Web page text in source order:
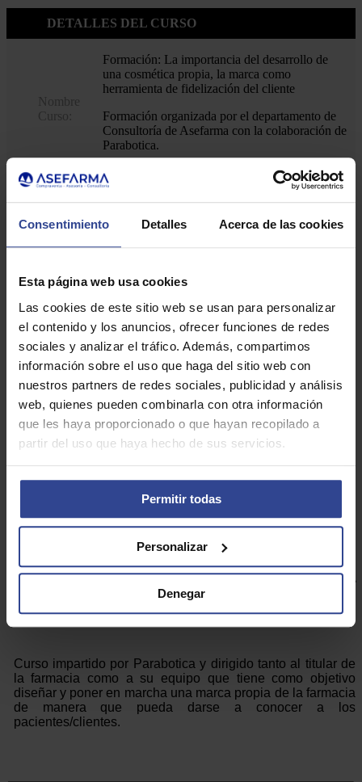
Consentimiento Detalles Acerca de las cookies
Esta página web usa cookies
Las cookies de este sitio web se usan para personalizar
el contenido y los anuncios, ofrecer funciones de redes
sociales y analizar el tráfico. Además, compartimos
información sobre el uso que haga del sitio web con
nuestros partners de redes sociales, publicidad y análisis
web, quienes pueden combinarla con otra información
que les haya proporcionado o que hayan recopilado a
partir del uso que haya hecho de sus servicios.
Permitir todas
Personalizar
Denegar
DETALLES DEL CURSO
Nombre
Curso:
Formación: La importancia del desarrollo de
una cosmética propia, la marca como
herramienta de fidelización del cliente
Formación organizada por el departamento de
Consultoría de Asefarma con la colaboración de
Parabotica.
del Curso:
DEPARTAMENTO DE CONSULTORÍA DE
ASEFARMA
Contaremos con Ana Villadangos, jefa de
ventas, y con Alicia Lavernia, responsable de
marketing de Parabotica y OHO.
Lugar:
Espacio Asefarma (C/Sta Engracia, 30).
Fecha
Inicio:
Fecha Fin:
08/03/2022
Duración
De 13:30 a 14:30 horas
Gratuita
RELLENA EL SIGUIENTE
FORMULARIO
CURSO DE ESPECIALIZACIÓN.
PREMATRICULACIÓN A TRAVÉS DEL
SIGUIENTE ENLACE
Curso impartido por Parabotica y dirigido tanto al titular de
la farmacia como a su equipo que tiene como objetivo
diseñar y poner en marcha una marca propia de la farmacia
de manera que pueda darse a conocer a los
pacientes/clientes.